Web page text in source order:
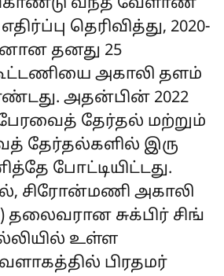
தெரிவித்து, 2020-
தனது 25
அகாலி தளம்
அதன்பின் 2022
தேர்தல் மற்றும்
தேர்தல்களில் இரு
போட்டியிட்டது.
சிரோன்மணி அகாலி
தலைவரான சுக்பிர் சிங்
உள்ள
பிரதமர்